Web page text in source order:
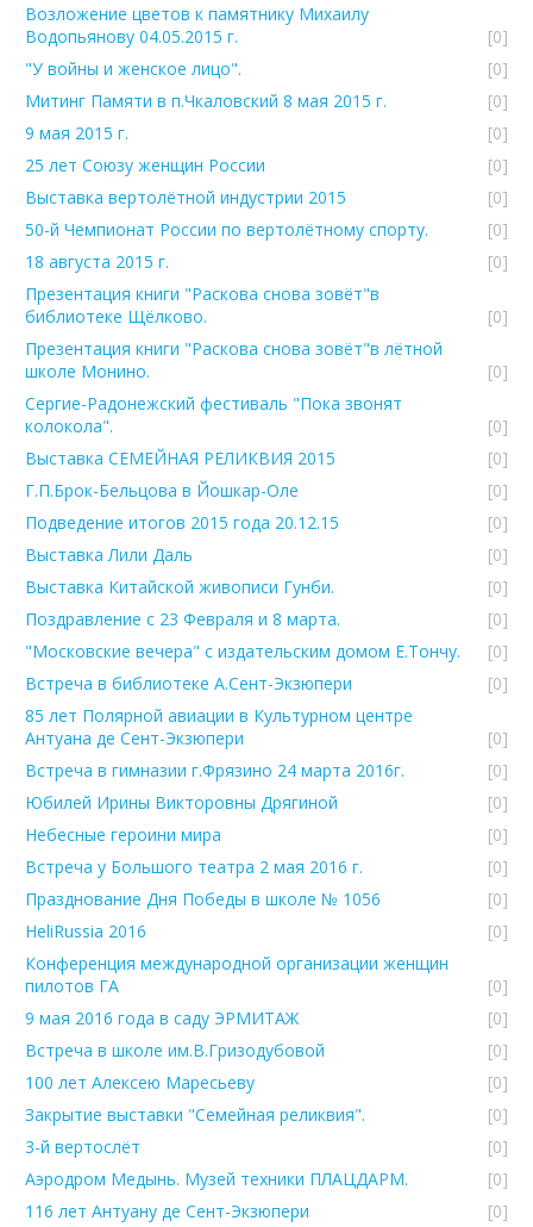
Возложение цветов к памятнику Михаилу
Водопьянову 04.05.2015 г.
[0]
"У войны и женское лицо".
[0]
Митинг Памяти в п.Чкаловский 8 мая 2015 г.
[0]
9 мая 2015 г.
[0]
25 лет Союзу женщин России
[0]
Выставка вертолётной индустрии 2015
[0]
50-й Чемпионат России по вертолётному спорту.
[0]
18 августа 2015 г.
[0]
Презентация книги "Раскова снова зовёт"в
библиотеке Щёлково.
[0]
Презентация книги "Раскова снова зовёт"в лётной
школе Монино.
[0]
Сергие-Радонежский фестиваль "Пока звонят
колокола".
[0]
Выставка СЕМЕЙНАЯ РЕЛИКВИЯ 2015
[0]
Г.П.Брок-Бельцова в Йошкар-Оле
[0]
Подведение итогов 2015 года 20.12.15
[0]
Выставка Лили Даль
[0]
Выставка Китайской живописи Гунби.
[0]
Поздравление с 23 Февраля и 8 марта.
[0]
"Московские вечера" с издательским домом Е.Тончу.
[0]
Встреча в библиотеке А.Сент-Экзюпери
[0]
85 лет Полярной авиации в Культурном центре
Антуана де Сент-Экзюпери
[0]
Встреча в гимназии г.Фрязино 24 марта 2016г.
[0]
Юбилей Ирины Викторовны Дрягиной
[0]
Небесные героини мира
[0]
Встреча у Большого театра 2 мая 2016 г.
[0]
Празднование Дня Победы в школе № 1056
[0]
HeliRussia 2016
[0]
Конференция международной организации женщин
пилотов ГА
[0]
9 мая 2016 года в саду ЭРМИТАЖ
[0]
Встреча в школе им.В.Гризодубовой
[0]
100 лет Алексею Маресьеву
[0]
Закрытие выставки "Семейная реликвия".
[0]
3-й вертослёт
[0]
Аэродром Медынь. Музей техники ПЛАЦДАРМ.
[0]
116 лет Антуану де Сент-Экзюпери
[0]